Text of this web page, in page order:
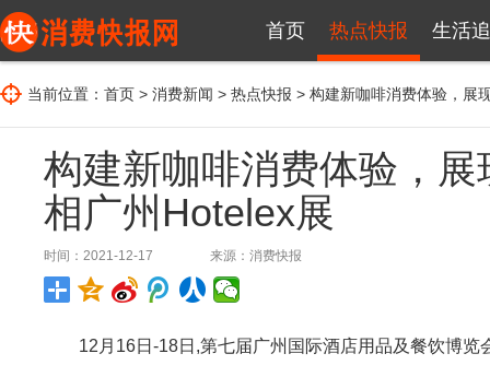
首页 热点快报 生活
当前位置： 首页 > 消费新闻 > 热点快报 > 构建新咖啡消费体验，展
构建新咖啡消费体验，展
相广州Hotelex展
时间：2021-12-17 来源： 消费快报
12月16日-18日,第七届广州国际酒店用品及餐饮博览